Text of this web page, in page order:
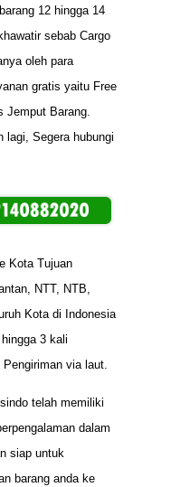
12 hingga 14
sebab Cargo
oleh para
gratis yaitu Free
Jemput Barang.
lagi, Segera hubungi
Kota Tujuan
NTT, NTB,
Kota di Indonesia
3 kali
via laut.
telah memiliki
dalam
siap untuk
barang anda ke